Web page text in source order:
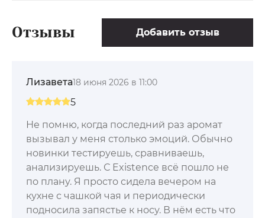
Отзывы Добавить отзыв
Лизавета18 июня 2026 в 11:00
5
Не помню, когда последний раз аромат
вызывал у меня столько эмоций. Обычно
новинки тестируешь, сравниваешь,
анализируешь. С Existence всё пошло не
по плану. Я просто сидела вечером на
кухне с чашкой чая и периодически
подносила запястье к носу. В нём есть что